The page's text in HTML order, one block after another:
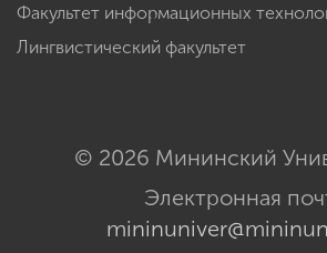
Факультет информационных
Лингвистический факультет
© 2026 Мининский
Электронная